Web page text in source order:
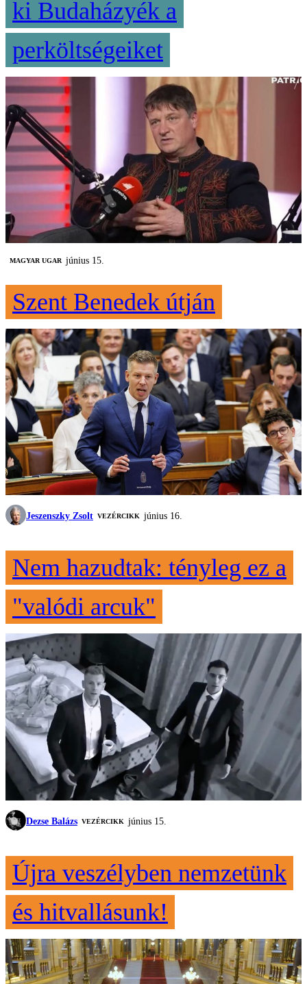
ki Budaházyék a
perköltségeiket
MAGYAR UGAR június 15.
Szent Benedek útján
Jeszenszky Zsolt VEZÉRCIKK június 16.
Nem hazudtak: tényleg ez a
"valódi arcuk"
Dezse Balázs VEZÉRCIKK június 15.
Újra veszélyben nemzetünk
és hitvallásunk!